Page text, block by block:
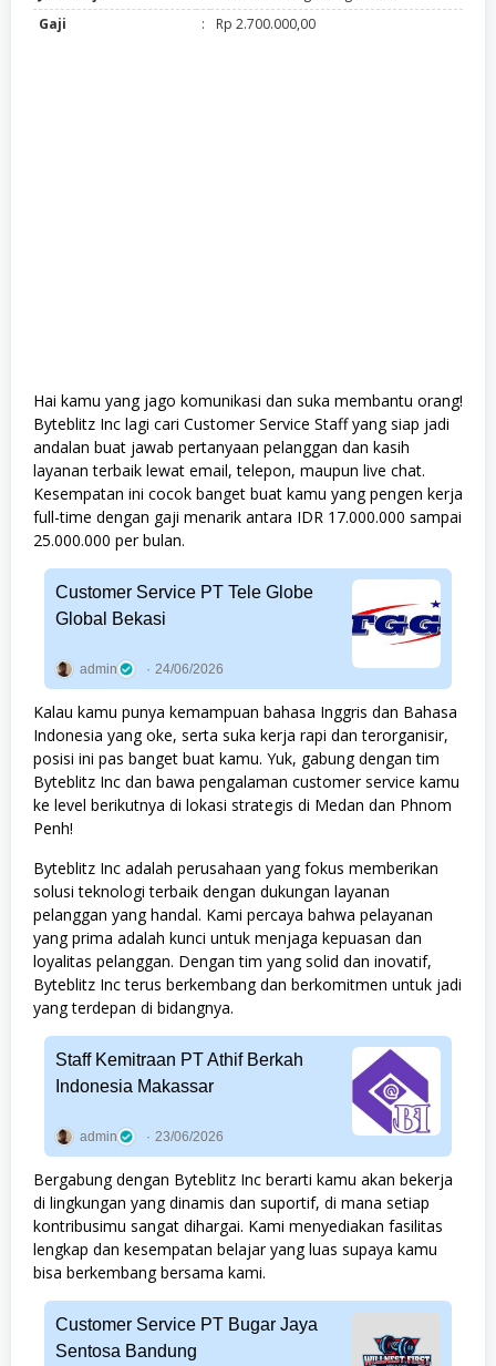
Gaji
: Rp 2.700.000,00
Hai kamu yang jago komunikasi dan suka membantu orang!
Byteblitz Inc lagi cari Customer Service Staff yang siap jadi
andalan buat jawab pertanyaan pelanggan dan kasih
layanan terbaik lewat email, telepon, maupun live chat.
Kesempatan ini cocok banget buat kamu yang pengen kerja
full-time dengan gaji menarik antara IDR 17.000.000 sampai
25.000.000 per bulan.
Customer Service PT Tele Globe
Global Bekasi
admin 24/06/2026
Kalau kamu punya kemampuan bahasa Inggris dan Bahasa
Indonesia yang oke, serta suka kerja rapi dan terorganisir,
posisi ini pas banget buat kamu. Yuk, gabung dengan tim
Byteblitz Inc dan bawa pengalaman customer service kamu
ke level berikutnya di lokasi strategis di Medan dan Phnom
Penh!
Byteblitz Inc adalah perusahaan yang fokus memberikan
solusi teknologi terbaik dengan dukungan layanan
pelanggan yang handal. Kami percaya bahwa pelayanan
yang prima adalah kunci untuk menjaga kepuasan dan
loyalitas pelanggan. Dengan tim yang solid dan inovatif,
Byteblitz Inc terus berkembang dan berkomitmen untuk jadi
yang terdepan di bidangnya.
Staff Kemitraan PT Athif Berkah
Indonesia Makassar
admin 23/06/2026
Bergabung dengan Byteblitz Inc berarti kamu akan bekerja
di lingkungan yang dinamis dan suportif, di mana setiap
kontribusimu sangat dihargai. Kami menyediakan fasilitas
lengkap dan kesempatan belajar yang luas supaya kamu
bisa berkembang bersama kami.
Customer Service PT Bugar Jaya
Sentosa Bandung